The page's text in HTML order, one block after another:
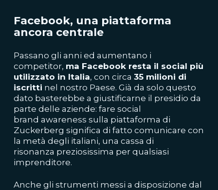
Facebook, una piattaforma
ancora centrale
Passano gli anni ed aumentano i
competitor, ma Facebook resta il social più
utilizzato in Italia, con circa 35 milioni di
iscritti nel nostro Paese. Già da solo questo
dato basterebbe a giustificarne il presidio da
parte delle aziende: fare social
brand awareness sulla piattaforma di
Zuckerberg significa di fatto comunicare con
la metà degli italiani, una cassa di
risonanza preziosissima per qualsiasi
imprenditore.
Anche gli strumenti messi a disposizione dal